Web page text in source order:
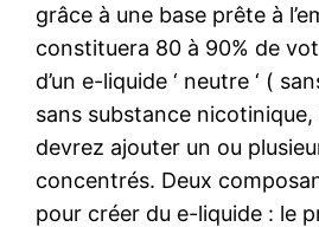
grâce à une base prête à
constituera 80 à 90% de
d’un e-liquide ‘ neutre ‘ (
sans substance nicotinique,
devrez ajouter un ou
concentrés. Deux
pour créer du e-liquide : le